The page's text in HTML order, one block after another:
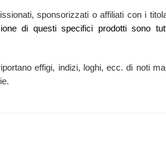
sponsorizzati o affiliati con i
di questi specifici prodotti sono
effigi, indizi, loghi, ecc. di noti